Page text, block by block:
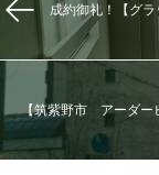
成約御礼！【グ
【筑紫野市 アーダー